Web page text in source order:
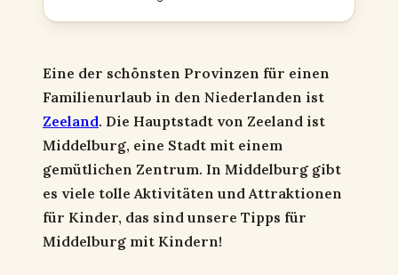
Eine der schönsten Provinzen für einen
Familienurlaub in den Niederlanden ist
Zeeland. Die Hauptstadt von Zeeland ist
Middelburg, eine Stadt mit einem
gemütlichen Zentrum. In Middelburg gibt
es viele tolle Aktivitäten und Attraktionen
für Kinder, das sind unsere Tipps für
Middelburg mit Kindern!